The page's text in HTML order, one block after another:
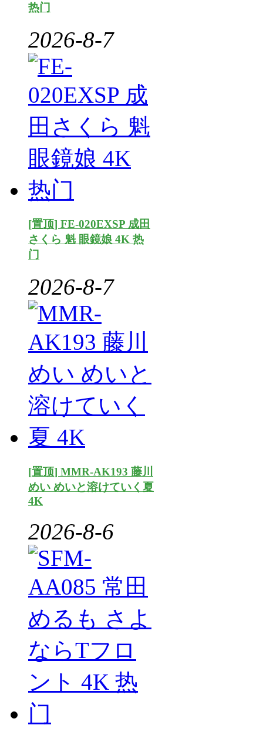
热门
2026-8-7
[置顶] FE-020EXSP 成田
さくら 魁 眼鏡娘 4K 热
门
2026-8-7
[置顶] MMR-AK193 藤川
めい めいと溶けていく夏
4K
2026-8-6